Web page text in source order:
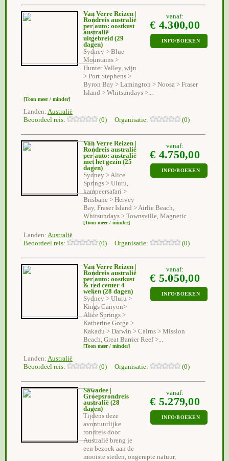
vanaf:
€ 4.300,00
INFO/BOEKEN
Van Verre Reizen |
Rondreis australië
per auto: oostkust
australië
uitgebreid (29
dagen)
Sydney > Blue
Mountains >
Hunter Valley, wijn
> Port Stephens >
Byron Bay > Lamington > Noosa > Fraser
Island > Whitsundays >...
[Toon meer / minder]
Landen: Australië
Beoordeel reis:
(0) Organisatie: (0)
vanaf:
€ 4.750,00
INFO/BOEKEN
Van Verre Reizen |
Rondreis australië
per auto: australië
met het gezin (25
dagen)
Sydney > Alice
Springs > Uluru,
kampeersafari >
Brisbane > Hervey
Bay, Fraser Island > Airlie Beach,
Whitsundays > Townsville, Magnetic...
[Toon meer / minder]
Landen: Australië
Beoordeel reis:
(0) Organisatie: (0)
vanaf:
€ 5.050,00
INFO/BOEKEN
Van Verre Reizen |
Rondreis australië
per auto: oostkust
& red center 4
weken (28 dagen)
Sydney > Uluru >
Kings Canyon>
Alice Springs >
Katherine Gorge >
Kakadu > Darwin > Cairns > Mission
Beach, Great Barrier Reef >...
[Toon meer / minder]
Landen: Australië
Beoordeel reis:
(0) Organisatie: (0)
vanaf:
€ 5.279,00
INFO/BOEKEN
Sawadee |
Groepsrondreis
australië (28
dagen)
Tijdens deze
avontuurlijke
rondreis door
Australië breng je
een bezoek aan de
mooiste steden, ongerepte natuur,